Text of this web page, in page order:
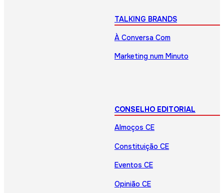
TALKING BRANDS
À Conversa Com
Marketing num Minuto
CONSELHO EDITORIAL
Almoços CE
Constituição CE
Eventos CE
Opinião CE